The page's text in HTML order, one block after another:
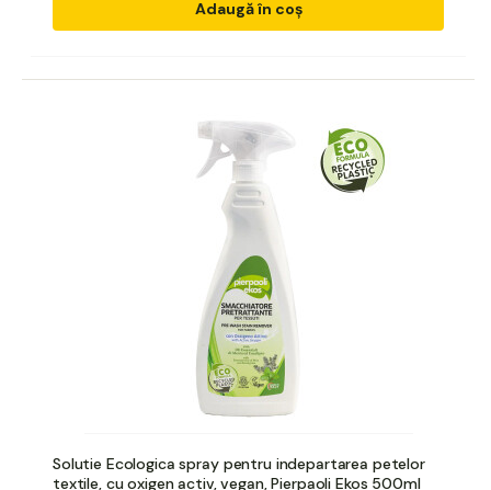
Adaugă în coș
Solutie Ecologica spray pentru indepartarea petelor
textile, cu oxigen activ, vegan, Pierpaoli Ekos 500ml